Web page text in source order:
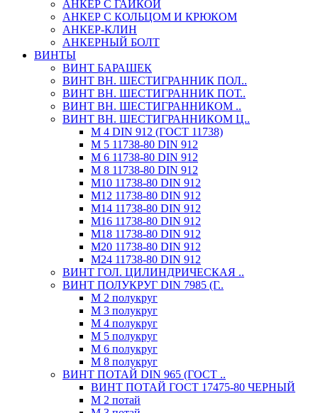
АНКЕР С ГАЙКОЙ
АНКЕР С КОЛЬЦОМ И КРЮКОМ
АНКЕР-КЛИН
АНКЕРНЫЙ БОЛТ
ВИНТЫ
ВИНТ БАРАШЕК
ВИНТ ВН. ШЕСТИГРАННИК ПОЛ..
ВИНТ ВН. ШЕСТИГРАННИК ПОТ..
ВИНТ ВН. ШЕСТИГРАННИКОМ ..
ВИНТ ВН. ШЕСТИГРАННИКОМ Ц..
М 4 DIN 912 (ГОСТ 11738)
М 5 11738-80 DIN 912
М 6 11738-80 DIN 912
М 8 11738-80 DIN 912
М10 11738-80 DIN 912
М12 11738-80 DIN 912
М14 11738-80 DIN 912
М16 11738-80 DIN 912
М18 11738-80 DIN 912
М20 11738-80 DIN 912
М24 11738-80 DIN 912
ВИНТ ГОЛ. ЦИЛИНДРИЧЕСКАЯ ..
ВИНТ ПОЛУКРУГ DIN 7985 (Г..
М 2 полукруг
М 3 полукруг
М 4 полукруг
М 5 полукруг
М 6 полукруг
М 8 полукруг
ВИНТ ПОТАЙ DIN 965 (ГОСТ ..
ВИНТ ПОТАЙ ГОСТ 17475-80 ЧЕРНЫЙ
М 2 потай